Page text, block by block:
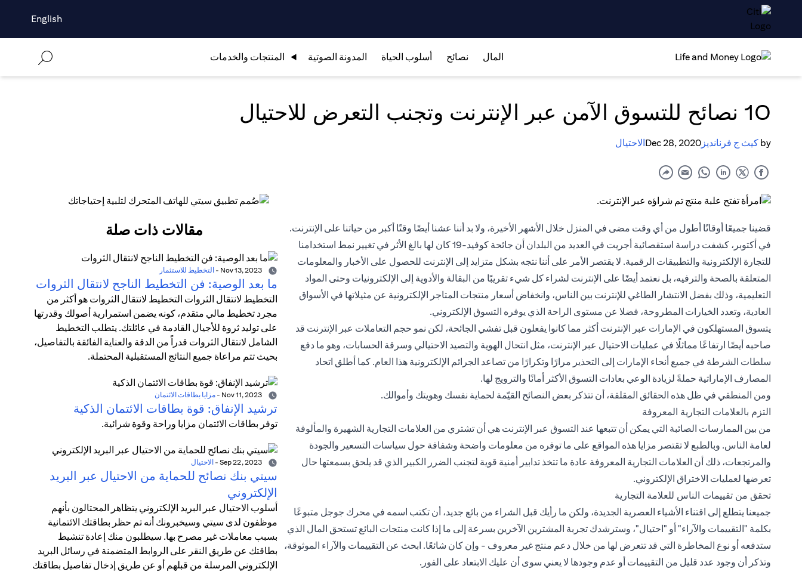
English
المال نصائح أسلوب الحياة المدونة الصوتية المنتجات والخدمات
10 نصائح للتسوق الآمن عبر الإنترنت وتجنب التعرض للاحتيال
by كيث ج فرنانديز Dec 28, 2020الاحتيال
قضينا جميعًا أوقاتًا أطول من أي وقت مضى في المنزل خلال الأشهر الأخيرة، ولا بد أننا عشنا أيضًا وقتًا أكبر من حياتنا على الإنترنت.
في أكتوبر، كشفت دراسة استقصائية أجريت في العديد من البلدان أن جائحة كوفيد-19 كان لها بالغ الأثر في تغيير نمط استخدامنا
للتجارة الإلكترونية والتطبيقات الرقمية. لا يقتصر الأمر على أننا نتجه بشكل متزايد إلى الإنترنت للحصول على الأخبار والمعلومات
المتعلقة بالصحة والترفيه، بل نعتمد أيضًا على الإنترنت لشراء كل شيء تقريبًا من البقالة والأدوية إلى الإلكترونيات وحتى المواد
التعليمية، وذلك بفضل الانتشار الطاغي للإنترنت بين الناس، وانخفاض أسعار منتجات المتاجر الإلكترونية عن مثيلاتها في الأسواق
العادية، وتعدد الخيارات المطروحة، فضلا عن مستوى الراحة الذي يوفره التسوق الإلكتروني.
يتسوق المستهلكون في الإمارات عبر الإنترنت أكثر مما كانوا يفعلون قبل تفشي الجائحة، لكن نمو حجم التعاملات عبر الإنترنت قد
صاحبه أيضًا ارتفاعًا مماثلًا في عمليات الاحتيال عبر الإنترنت، مثل انتحال الهوية والتصيد الاحتيالي وسرقة الحسابات، وهو ما دفع
سلطات الشرطة في جميع أنحاء الإمارات إلى التحذير مرارًا وتكرارًا من تصاعد الجرائم الإلكترونية هذا العام. كما أطلق اتحاد
المصارف الإماراتية حملةً لزيادة الوعي بعادات التسوق الأكثر أمانًا والترويج لها.
ومن المنطقي في ظل هذه الحقائق المقلقة، أن تتذكر بعض النصائح القيّمة لحماية نفسك وهويتك وأموالك.
التزم بالعلامات التجارية المعروفة
من بين الممارسات الصائبة التي يمكن أن تتبعها عند التسوق عبر الإنترنت هي أن تشتري من العلامات التجارية الشهيرة والمألوفة
لعامة الناس. وبالطبع لا تقتصر مزايا هذه المواقع على ما توفره من معلومات واضحة وشفافة حول سياسات التسعير والجودة
والمرتجعات، ذلك أن العلامات التجارية المعروفة عادة ما تتخذ تدابير أمنية قوية لتجنب الضرر الكبير الذي قد يلحق بسمعتها حال
تعرضها لعمليات الاختراق الإلكتروني.
تحقق من تقييمات الناس للعلامة التجارية
جميعنا يتطلع إلى اقتناء الأشياء العصرية الجديدة، ولكن ما رأيك قبل الشراء من بائع جديد، أن تكتب اسمه في محرك جوجل متبوعًا
بكلمة "التقييمات والآراء" أو "احتيال"، وسترشدك تجربة المشترين الآخرين بسرعة إلى ما إذا كانت منتجات البائع تستحق المال الذي
ستدفعه أو نوع المخاطرة التي قد تتعرض لها من خلال دعم منتج غير معروف - وإن كان شائعًا. ابحث عن التقييمات والآراء الموثوقة،
وتذكر أن وجود عدد قليل من التقييمات أو عدم وجودها لا يعني سوى أن عليك الابتعاد على الفور.
مقالات ذات صلة
- التخطيط للاستثمار
ما بعد الوصية: فن التخطيط الناجح لانتقال الثروات
التخطيط لانتقال الثروات التخطيط لانتقال الثروات هو أكثر من
مجرد تخطيط مالي متقدم، كونه يضمن استمرارية أصولك وقدرتها
على توليد ثروة للأجيال القادمة في عائلتك. يتطلب التخطيط
الشامل لانتقال الثروات قدراً من الدقة والعناية الفائقة بالتفاصيل،
بحيث تتم مراعاة جميع النتائج المستقبلية المحتملة.
- مزايا بطاقات الائتمان
ترشيد الإنفاق: قوة بطاقات الائتمان الذكية
توفر بطاقات الائتمان مزايا وراحة وقوة شرائية.
- الاحتيال
سيتي بنك نصائح للحماية من الاحتيال عبر البريد
الإلكتروني
أسلوب الاحتيال عبر البريد الإلكتروني يتظاهر المحتالون بأنهم
موظفون لدى سيتي وسيخبرونك أنه تم حظر بطاقتك الائتمانية
بسبب معاملات غير مصرح بها. سيطلبون منك إعادة تنشيط
بطاقتك عن طريق النقر على الروابط المتضمنة في رسائل البريد
الإلكتروني المرسلة من قبلهم أو عن طريق إدخال تفاصيل بطاقتك